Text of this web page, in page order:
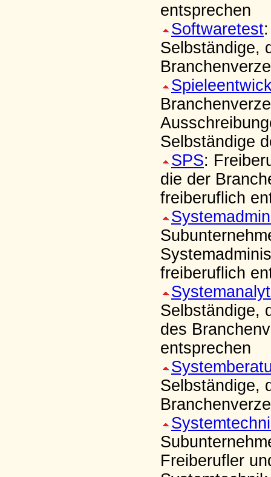
entsprechen
Softwaretest
Selbständige,
Selbständige
SPS:
die der
freiberuflich
freiberuflich
Selbständige,
des
entsprechen
Selbständige,
Freiberufler